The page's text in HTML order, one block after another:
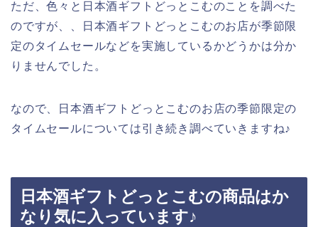
ただ、色々と日本酒ギフトどっとこむのことを調べた
のですが、、日本酒ギフトどっとこむのお店が季節限
定のタイムセールなどを実施しているかどうかは分か
りませんでした。
なので、日本酒ギフトどっとこむのお店の季節限定の
タイムセールについては引き続き調べていきますね♪
日本酒ギフトどっとこむの商品はか
なり気に入っています♪